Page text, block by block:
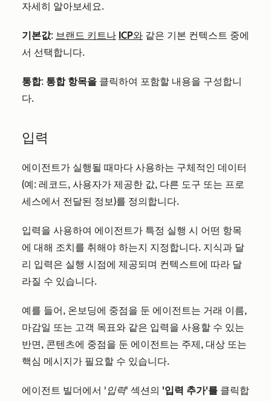
자세히 알아보세요.
기본값: 브랜드 키트나 ICP와 같은 기본 컨텍스트 중에
서 선택합니다.
통합: 통합 항목을 클릭하여 포함할 내용을 구성합니
다.
입력
에이전트가 실행될 때마다 사용하는 구체적인 데이터
(예: 레코드, 사용자가 제공한 값, 다른 도구 또는 프로
세스에서 전달된 정보)를 정의합니다.
입력을 사용하여 에이전트가 특정 실행 시 어떤 항목
에 대해 조치를 취해야 하는지 지정합니다. 지식과 달
리 입력은 실행 시점에 제공되며 컨텍스트에 따라 달
라질 수 있습니다.
예를 들어, 온보딩에 중점을 둔 에이전트는 거래 이름,
마감일 또는 고객 목표와 같은 입력을 사용할 수 있는
반면, 콘텐츠에 중점을 둔 에이전트는 주제, 대상 또는
핵심 메시지가 필요할 수 있습니다.
에이전트 빌더에서 '입력' 섹션의 '입력 추가'를 클릭합